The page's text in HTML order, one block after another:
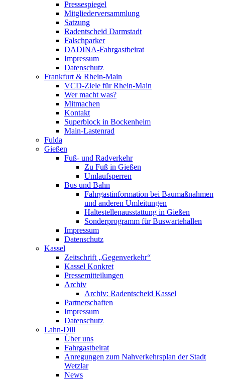
Pressespiegel
Mitgliederversammlung
Satzung
Radentscheid Darmstadt
Falschparker
DADINA-Fahrgastbeirat
Impressum
Datenschutz
Frankfurt & Rhein-Main
VCD-Ziele für Rhein-Main
Wer macht was?
Mitmachen
Kontakt
Superblock in Bockenheim
Main-Lastenrad
Fulda
Gießen
Fuß- und Radverkehr
Zu Fuß in Gießen
Umlaufsperren
Bus und Bahn
Fahrgastinformation bei Baumaßnahmen
und anderen Umleitungen
Haltestellenausstattung in Gießen
Sonderprogramm für Buswartehallen
Impressum
Datenschutz
Kassel
Zeitschrift „Gegenverkehr“
Kassel Konkret
Pressemitteilungen
Archiv
Archiv: Radentscheid Kassel
Partnerschaften
Impressum
Datenschutz
Lahn-Dill
Über uns
Fahrgastbeirat
Anregungen zum Nahverkehrsplan der Stadt
Wetzlar
News